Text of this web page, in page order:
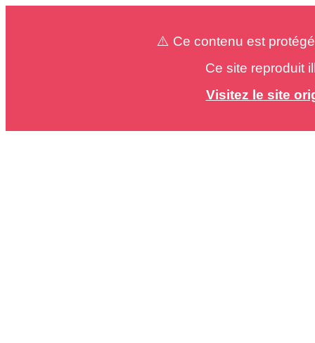
⚠️ Ce contenu est
Ce site reproduit
Visitez le site